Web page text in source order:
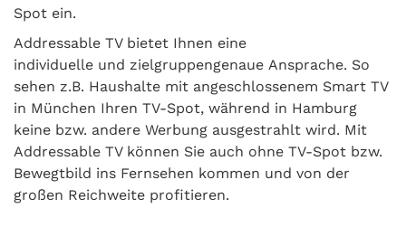
Spot ein.
Addressable TV bietet Ihnen eine
individuelle und zielgruppengenaue Ansprache. So
sehen z.B. Haushalte mit angeschlossenem Smart TV
in München Ihren TV-Spot, während in Hamburg
keine bzw. andere Werbung ausgestrahlt wird. Mit
Addressable TV können Sie auch ohne TV-Spot bzw.
Bewegtbild ins Fernsehen kommen und von der
großen Reichweite profitieren.